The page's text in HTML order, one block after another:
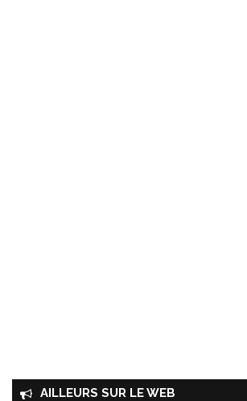
AILLEURS SUR LE WEB